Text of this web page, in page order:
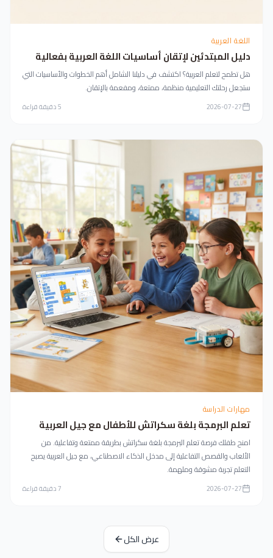
اللغة العربية
دليل المبتدئين لإتقان أساسيات اللغة العربية بفعالية
هل تطمح لتعلم العربية؟ اكتشف في دليلنا الشامل أهم الخطوات والأساسيات التي
ستجعل رحلتك التعليمية منظمة، ممتعة، ومفعمة بالإتقان.
2026-07-27
5دقيقة قراءة
مهارات الدراسة
تعلم البرمجة بلغة سكراتش للأطفال مع جيل العربية
امنح طفلك فرصة تعلم البرمجة بلغة سكراتش بطريقة ممتعة وتفاعلية. من
الألعاب والقصص التفاعلية إلى مدخل الذكاء الاصطناعي، مع جيل العربية يصبح
التعلم تجربة مشوقة وملهمة.
2026-07-27
7دقيقة قراءة
عرض الكل